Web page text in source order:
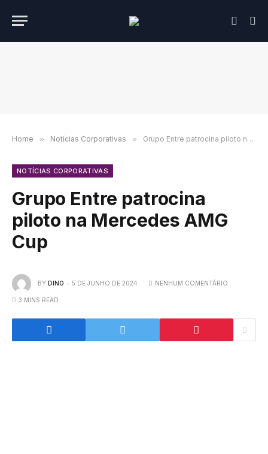
Home » Notícias Corporativas » Grupo Entre patrocina piloto na Mercedes AMG Cup
NOTÍCIAS CORPORATIVAS
Grupo Entre patrocina
piloto na Mercedes AMG
Cup
BY DINO 5 DE JUNHO DE 2024 NENHUM COMENTÁRIO
3 MINS READ